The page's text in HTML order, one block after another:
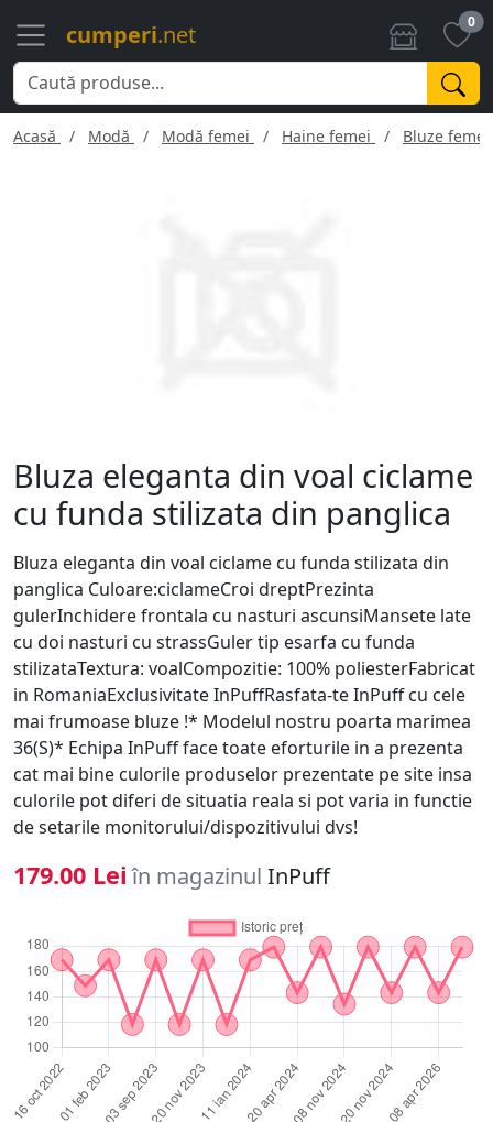
cumperi.net 0
Acasă Modă Modă femei Haine femei Bluze femei
Bluza eleganta din voal ciclame
cu funda stilizata din panglica
Bluza eleganta din voal ciclame cu funda stilizata din
panglica Culoare:ciclameCroi dreptPrezinta
gulerInchidere frontala cu nasturi ascunsiMansete late
cu doi nasturi cu strassGuler tip esarfa cu funda
stilizataTextura: voalCompozitie: 100% poliesterFabricat
in RomaniaExclusivitate InPuffRasfata-te InPuff cu cele
mai frumoase bluze !* Modelul nostru poarta marimea
36(S)* Echipa InPuff face toate eforturile in a prezenta
cat mai bine culorile produselor prezentate pe site insa
culorile pot diferi de situatia reala si pot varia in functie
de setarile monitorului/dispozitivului dvs!
179.00 Lei în magazinul InPuff